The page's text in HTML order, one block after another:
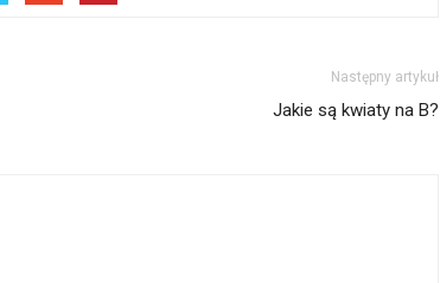
Następny artykuł
Jakie są kwiaty na B?